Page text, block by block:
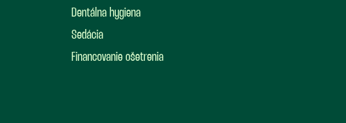
Dentálna hygiena
Sedácia
Financovanie ošetrenia